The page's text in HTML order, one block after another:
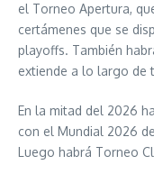
el Torneo Apertura,
certámenes que se
playoffs. También
extiende a lo largo de
En la mitad del 2026
con el Mundial 2026
Luego habrá Torneo